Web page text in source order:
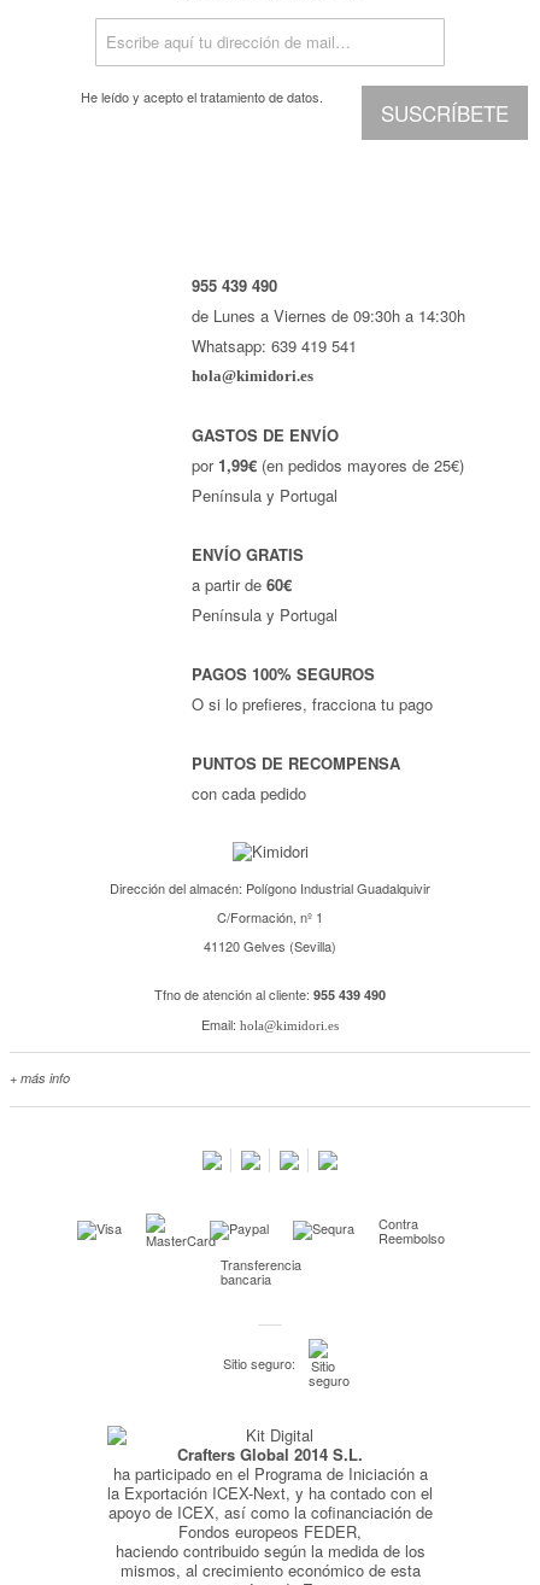
SUSCRÍBETE
He leído y acepto eltratamiento de datos.
955 439 490
de Lunes a Viernes de 09:30h a 14:30h
Whatsapp: 639 419 541
hola@kimidori.es
GASTOS DE ENVÍO
por 1,99€ (en pedidos mayores de 25€)
Península y Portugal
ENVÍO GRATIS
a partir de60€
Península y Portugal
PAGOS 100% SEGUROS
O si lo prefieres, fracciona tu pago
PUNTOS DE RECOMPENSA
con cada pedido
Dirección del almacén: Polígono Industrial Guadalquivir
C/Formación, nº 1
41120 Gelves (Sevilla)
Tfno de atención al cliente: 955 439 490
Email: hola@kimidori.es
+ más info
Kimidori PRINT, nuestro servicio de impresión de fotos
Pago seguro y financiación
Condiciones generales de Compra
Política de Privacidad
Contra
Reembolso
Transferencia
bancaria
Sitio seguro:
Crafters Global 2014 S.L.
ha participado en el Programa de Iniciación a
la Exportación ICEX-Next, y ha contado con el
apoyo de ICEX, así como la cofinanciación de
Fondos europeos FEDER,
haciendo contribuido según la medida de los
mismos, al crecimiento económico de esta